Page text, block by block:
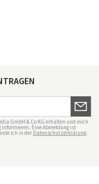
GmbH & Co KG erhalten und mich
Eine Abmeldung ist
ich in der Datenschutzerklärung.